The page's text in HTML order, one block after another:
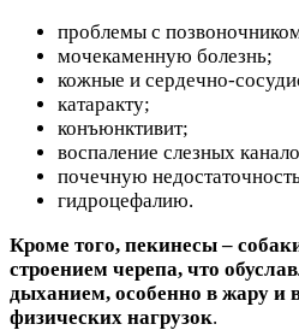
проблемы с
мочекаменную болезнь;
кожные и сердечно-
катаракту;
конъюнктивит;
воспаление слезных
почечную
гидроцефалию.
Кроме того, пекинесы –
строением черепа, что
дыханием, особенно в жару и
физических нагрузок.